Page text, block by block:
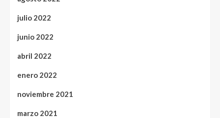
julio 2022
junio 2022
abril 2022
enero 2022
noviembre 2021
marzo 2021